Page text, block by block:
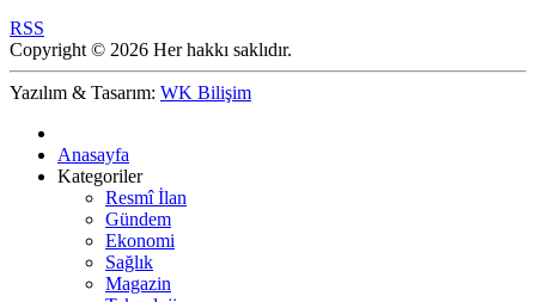
RSS
Copyright © 2026 Her hakkı saklıdır.
Yazılım & Tasarım: WK Bilişim
Anasayfa
Kategoriler
Resmî İlan
Gündem
Ekonomi
Sağlık
Magazin